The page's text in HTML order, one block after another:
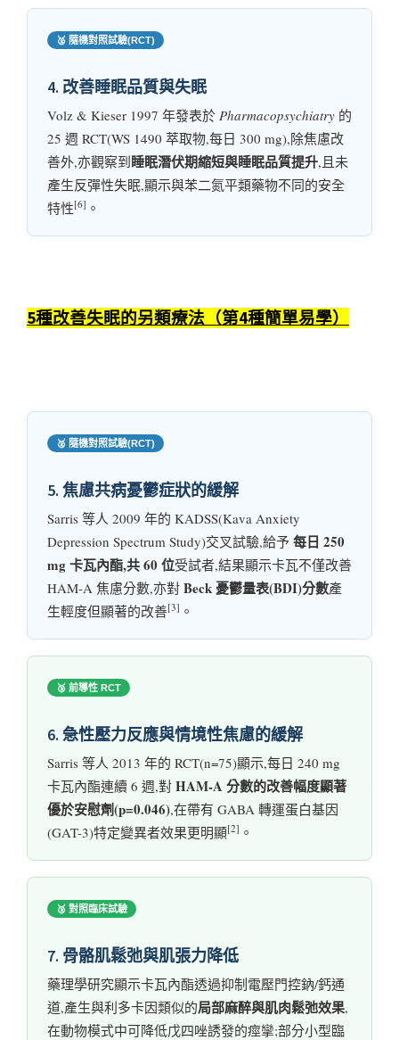
🥈 隨機對照試驗(RCT)
4. 改善睡眠品質與失眠
Volz & Kieser 1997 年發表於 Pharmacopsychiatry 的
25 週 RCT(WS 1490 萃取物,每日 300 mg),除焦慮改
善外,亦觀察到睡眠潛伏期縮短與睡眠品質提升,且未
產生反彈性失眠,顯示與苯二氮平類藥物不同的安全
特性[6] 。
5種改善失眠的另類療法（第4種簡單易學）
🥈 隨機對照試驗(RCT)
5. 焦慮共病憂鬱症狀的緩解
Sarris 等人 2009 年的 KADSS(Kava Anxiety
Depression Spectrum Study)交叉試驗,給予 每日 250
mg 卡瓦內酯,共 60 位受試者,結果顯示卡瓦不僅改善
HAM-A 焦慮分數,亦對 Beck 憂鬱量表(BDI)分數產
生輕度但顯著的改善[3] 。
🥉 前導性 RCT
6. 急性壓力反應與情境性焦慮的緩解
Sarris 等人 2013 年的 RCT(n=75)顯示,每日 240 mg
卡瓦內酯連續 6 週,對 HAM-A 分數的改善幅度顯著
優於安慰劑(p=0.046),在帶有 GABA 轉運蛋白基因
(GAT-3)特定變異者效果更明顯[2] 。
🥉 對照臨床試驗
7. 骨骼肌鬆弛與肌張力降低
藥理學研究顯示卡瓦內酯透過抑制電壓門控鈉/鈣通
道,產生與利多卡因類似的局部麻醉與肌肉鬆弛效果,
在動物模式中可降低戊四唑誘發的痙攣;部分小型臨